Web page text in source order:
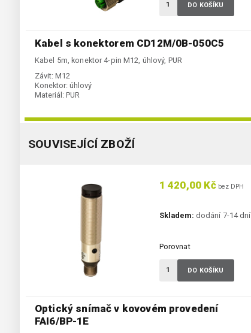
Kabel s konektorem CD12M/0B-050C5
Kabel 5m, konektor 4-pin M12, úhlový, PUR
Závit: M12
Konektor: úhlový
Materiál: PUR
DO KOŠÍKU
SOUVISEJÍCÍ ZBOŽÍ
Optický snímač v kovovém provedení
FAI6/BP-1E
1 420,00 Kčbez DPH
Skladem: dodání 7-14 dní
Porovnat
DO KOŠÍKU